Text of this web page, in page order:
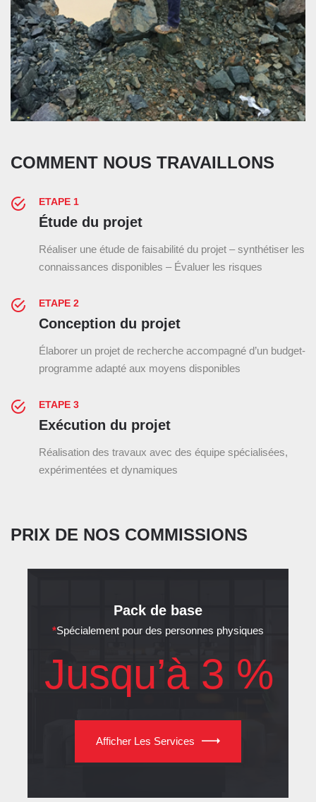
COMMENT NOUS TRAVAILLONS
ETAPE 1
Étude du projet
Réaliser une étude de faisabilité du projet – synthétiser les
connaissances disponibles – Évaluer les risques
ETAPE 2
Conception du projet
Élaborer un projet de recherche accompagné d’un budget-
programme adapté aux moyens disponibles
ETAPE 3
Exécution du projet
Réalisation des travaux avec des équipe spécialisées,
expérimentées et dynamiques
PRIX DE NOS COMMISSIONS
Pack de base
*Spécialement pour des personnes physiques
Jusqu’à 3 %
Afficher Les Services